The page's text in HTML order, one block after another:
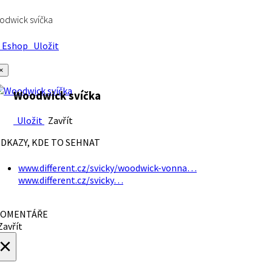
svíčka
Uložit
Woodwick svíčka
Uložit Zavřít
KDE TO SEHNAT
www.different.cz/svicky/woodwick-vonna…
www.different.cz/svicky…